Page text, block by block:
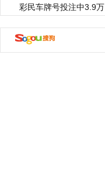
彩民车牌号投注中3.9万